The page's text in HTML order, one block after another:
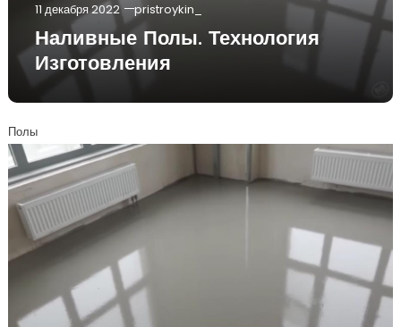
11 декабря 2022 pristroykin_
Наливные Полы. Технология
Изготовления
Полы